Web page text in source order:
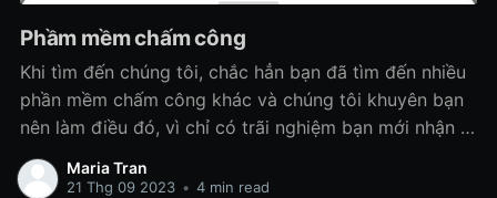
Phầm mềm chấm công
Khi tìm đến chúng tôi, chắc hẳn bạn đã tìm đến nhiều
phần mềm chấm công khác và chúng tôi khuyên bạn
nên làm điều đó, vì chỉ có trãi nghiệm bạn mới nhận ra
đâu là phần mềm phù hợp mang lại lợi ích cho bạn
doanh nghiệp bạn!
Maria Tran
21 Thg 09 2023 • 4 min read